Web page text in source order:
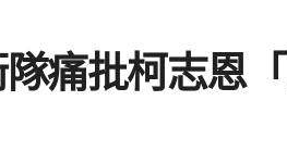
痛批柯志恩